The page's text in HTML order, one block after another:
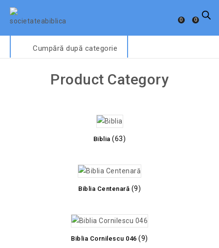
0 0
Cumpără după categorie
Product Category
Biblia(63)
Biblia Centenară (9)
Biblia Cornilescu 046(9)